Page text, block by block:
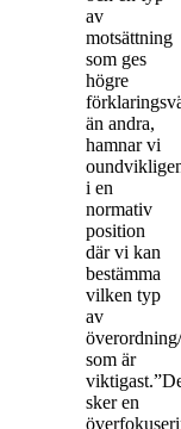
av
motsättning
som ges
högre
än andra,
hamnar vi
i en
normativ
position
där vi kan
bestämma
vilken typ
av
som är
sker en